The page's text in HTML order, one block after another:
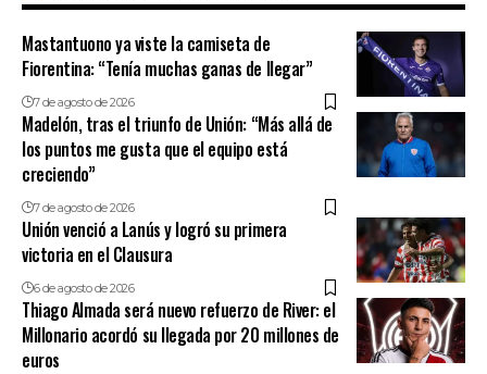
Mastantuono ya viste la camiseta de
Fiorentina: “Tenía muchas ganas de llegar”
7 de agosto de 2026
Madelón, tras el triunfo de Unión: “Más allá de
los puntos me gusta que el equipo está
creciendo”
7 de agosto de 2026
Unión venció a Lanús y logró su primera
victoria en el Clausura
6 de agosto de 2026
Thiago Almada será nuevo refuerzo de River: el
Millonario acordó su llegada por 20 millones de
euros